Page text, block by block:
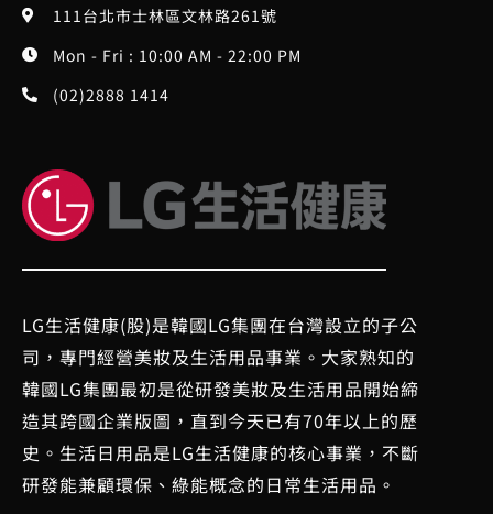
111台北市士林區文林路261號
Mon - Fri : 10:00 AM - 22:00 PM
(02)2888 1414
LG生活健康(股)是韓國LG集團在台灣設立的子公
司，專門經營美妝及生活用品事業。大家熟知的
韓國LG集團最初是從研發美妝及生活用品開始締
造其跨國企業版圖，直到今天已有70年以上的歷
史。生活日用品是LG生活健康的核心事業，不斷
研發能兼顧環保、綠能概念的日常生活用品。